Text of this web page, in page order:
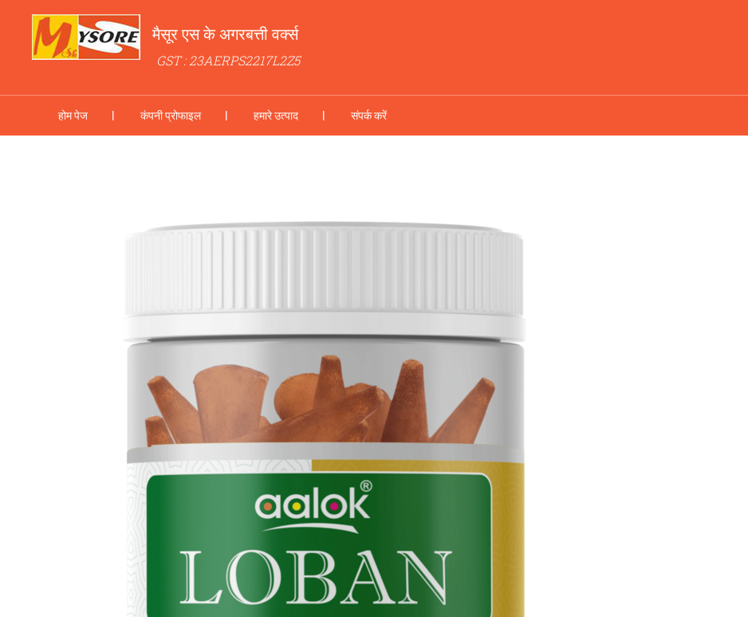
मैसूर एस के अगरबत्ती वर्क्स
GST : 23AERPS2217L2Z5
होम पेज कंपनी प्रोफाइल हमारे उत्पाद संपर्क करें